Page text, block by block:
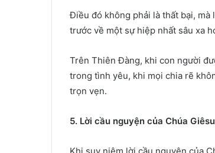
Điều đó không phải là thất bại, mà
trước về một sự hiệp nhất sâu xa
Trên Thiên Đàng, khi con người
trong tình yêu, khi mọi chia rẽ
trọn vẹn.
5. Lời cầu nguyện của Chúa
Khi suy niệm lời cầu nguyện của